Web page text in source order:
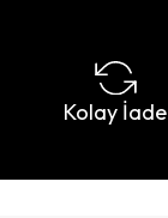
Kolay İade